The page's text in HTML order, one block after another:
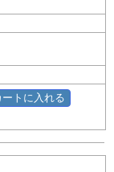
ートに入れる